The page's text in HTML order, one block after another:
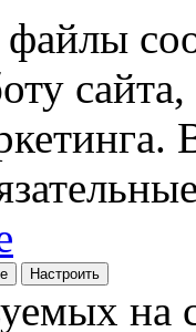
Настроить
на